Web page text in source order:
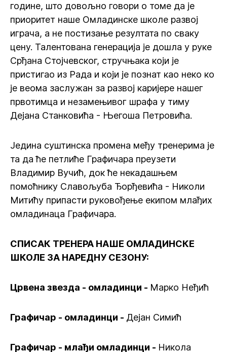
године, што довољно говори о томе да је
приоритет наше Омладинске школе развој
играча, а не постизање резултата по сваку
цену. Талентована генерација је дошла у руке
Срђана Стојчевског, стручњака који је
пристигао из Рада и који је познат као неко ко
је веома заслужан за развој каријере нашег
првотимца и незамењивог шрафа у тиму
Дејана Станковића - Његоша Петровића.
Једина суштинска промена међу тренерима је
та да ће петлиће Графичара преузети
Владимир Вучић, док ће некадашњем
помоћнику Славољуба Ђорђевића - Николи
Митићу припасти руковођење екипом млађих
омладинаца Графичара.
СПИСАК ТРЕНЕРА НАШЕ ОМЛАДИНСКЕ
ШКОЛЕ ЗА НАРЕДНУ СЕЗОНУ:
Црвена звезда - омладинци - Марко Неђић
Графичар - омладинци - Дејан Симић
Графичар - млађи омладинци - Никола